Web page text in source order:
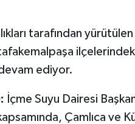
tarafından
ediyor.
İçme Suyu Dairesi
Çamlıca ve